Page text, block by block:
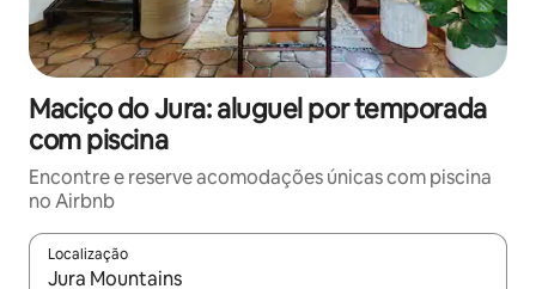
Maciço do Jura: aluguel por temporada
com piscina
Encontre e reserve acomodações únicas com piscina
no Airbnb
Localização
Quando os resultados estiverem disponíveis, explore-os